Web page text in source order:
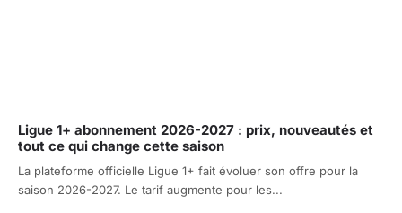
Ligue 1+ abonnement 2026-2027 : prix, nouveautés et
tout ce qui change cette saison
La plateforme officielle Ligue 1+ fait évoluer son offre pour la
saison 2026-2027. Le tarif augmente pour les...